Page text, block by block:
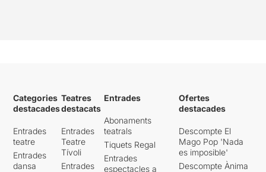
Categories
destacades
Entrades
teatre
Entrades
dansa
Teatres
destacats
Entrades
Teatre
Tívoli
Entrades
Entrades
Abonaments
teatrals
Tiquets Regal
Entrades
espectacles a
Ofertes
destacades
Descompte El
Mago Pop 'Nada
es imposible'
Descompte Ànima